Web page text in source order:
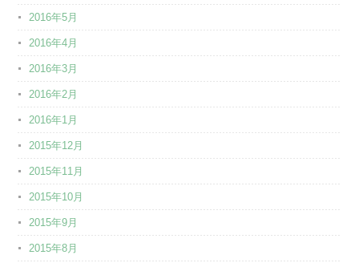
2016年5月
2016年4月
2016年3月
2016年2月
2016年1月
2015年12月
2015年11月
2015年10月
2015年9月
2015年8月